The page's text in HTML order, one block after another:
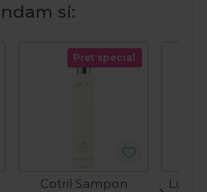
si:
Pret special
Cotril Sampon